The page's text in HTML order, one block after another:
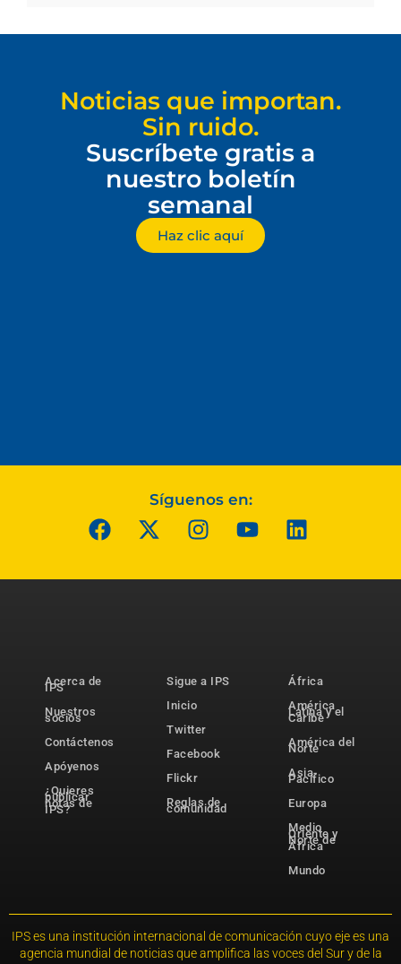
Noticias que importan.
Sin ruido.
Suscríbete gratis a
nuestro boletín
semanal
Haz clic aquí
Síguenos en:
Acerca de
IPS
Nuestros
socios
Contáctenos
Apóyenos
¿Quieres
publicar
notas de
IPS?
Sigue a IPS
Inicio
Twitter
Facebook
Flickr
Reglas de
comunidad
África
América
Latina y el
Caribe
América del
Norte
Asia-
Pacífico
Europa
Medio
Oriente y
Norte de
África
Mundo
IPS es una institución internacional de comunicación cuyo eje es una
agencia mundial de noticias que amplifica las voces del Sur y de la